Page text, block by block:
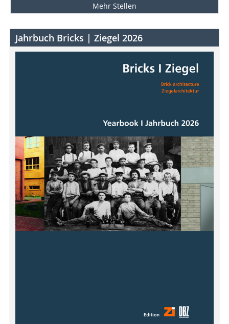
Mehr Stellen
Jahrbuch Bricks | Ziegel 2026